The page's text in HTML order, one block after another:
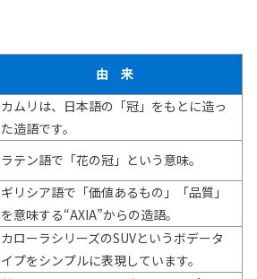
由 来
カムリは、日本語の「冠」をもとに造っ
た造語です。
ラテン語で「花の冠」という意味。
ギリシア語で「価値あるもの」「品質」
を意味する“AXIA”からの造語。
カローラシリーズのSUVというボデータ
イプをシンプルに表現しています。